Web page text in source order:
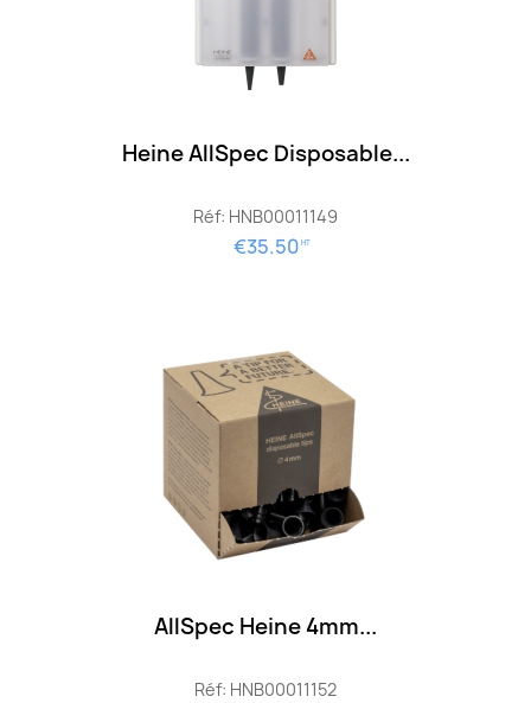
Heine AllSpec Disposable...
Réf: HNB00011149
€35.50 HT
AllSpec Heine 4mm...
Réf: HNB00011152